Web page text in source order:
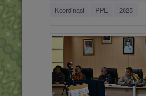
Koordinasi
PPE 2025